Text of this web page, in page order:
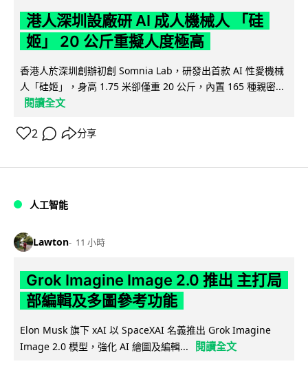
港人深圳設廠研 AI 成人機械人 「硅
姬」 20 公斤重擬人度極高
香港人於深圳創辦初創 Somnia Lab，研發出首款 AI 性愛機械
人「硅姬」，身高 1.75 米卻僅重 20 公斤，內置 165 種親密...
閱讀全文
2 分享
人工智能
Lawton 11 小時
Grok Imagine Image 2.0 推出 主打局
部編輯及多圖參考功能
Elon Musk 旗下 xAI 以 SpaceXAI 名義推出 Grok Imagine
Image 2.0 模型，強化 AI 繪圖及編輯...
閱讀全文